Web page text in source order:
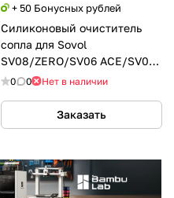
+ 50 Бонусных рублей
Силиконовый очиститель
сопла для Sovol
SV08/ZERO/SV06 ACE/SV06P
ACE
0 0 Нет в наличии
Заказать